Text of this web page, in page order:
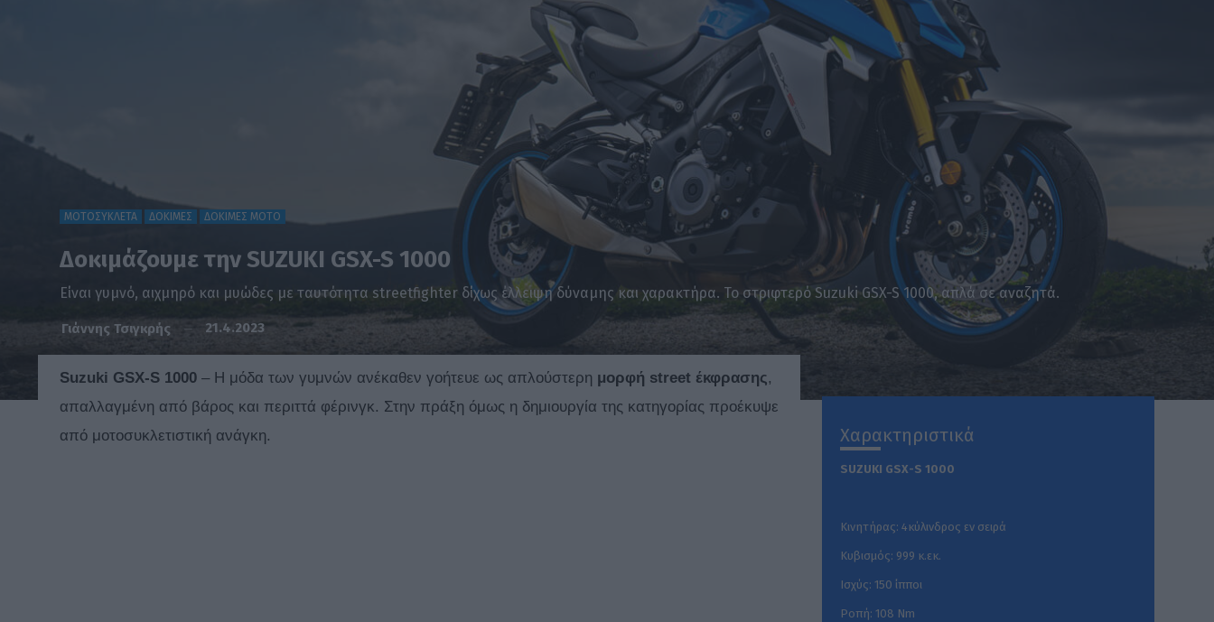
ΜΟΤΟΣΥΚΛΕΤΑ ΔΟΚΙΜΕΣ ΔΟΚΙΜΕΣ ΜΟΤΟ
Δοκιμάζουμε την SUZUKI GSX-S 1000
Είναι γυμνό, αιχμηρό και μυώδες με ταυτότητα streetfighter δίχως έλλειψη δύναμης και χαρακτήρα. Το στριφτερό Suzuki GSX-S 1000, απλά σε αναζητά.
Γιάννης Τσιγκρής 21.4.2023
Suzuki GSX-S 1000 – Η μόδα των γυμνών ανέκαθεν γοήτευε ως απλούστερη μορφή street έκφρασης,
απαλλαγμένη από βάρος και περιττά φέρινγκ. Στην πράξη όμως η δημιουργία της κατηγορίας προέκυψε
από μοτοσυκλετιστική ανάγκη.
Χαρακτηριστικά
SUZUKI GSX-S 1000
Κινητήρας: 4κύλινδρος εν σειρά
Κυβισμός: 999 κ.εκ.
Ισχύς: 150 ίπποι
Ροπή: 108 Nm